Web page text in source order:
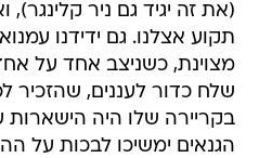
(את זה יגיד גם ניר
תקוע אצלנו. גם ידידנו
מצוינת, כשניצב אחד על
שלח כדור לעננים, שהזכיר
בקריירה שלו היה
הגנאים ימשיכו לבכות על